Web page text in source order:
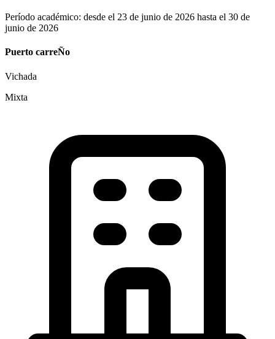
Período académico: desde el 23 de junio de 2026 hasta el 30 de
junio de 2026
Puerto carreÑo
Vichada
Mixta